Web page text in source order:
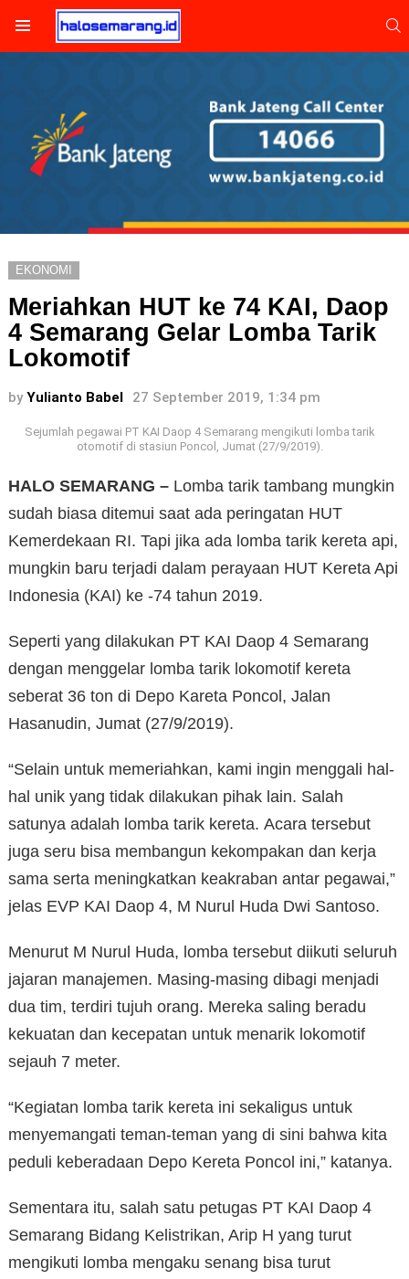
EKONOMI
Meriahkan HUT ke 74 KAI, Daop
4 Semarang Gelar Lomba Tarik
Lokomotif
by Yulianto Babel 27 September 2019, 1:34 pm
Sejumlah pegawai PT KAI Daop 4 Semarang mengikuti lomba tarik
otomotif di stasiun Poncol, Jumat (27/9/2019).
HALO SEMARANG – Lomba tarik tambang mungkin
sudah biasa ditemui saat ada peringatan HUT
Kemerdekaan RI. Tapi jika ada lomba tarik kereta api,
mungkin baru terjadi dalam perayaan HUT Kereta Api
Indonesia (KAI) ke -74 tahun 2019.
Seperti yang dilakukan PT KAI Daop 4 Semarang
dengan menggelar lomba tarik lokomotif kereta
seberat 36 ton di Depo Kareta Poncol, Jalan
Hasanudin, Jumat (27/9/2019).
“Selain untuk memeriahkan, kami ingin menggali hal-
hal unik yang tidak dilakukan pihak lain. Salah
satunya adalah lomba tarik kereta. Acara tersebut
juga seru bisa membangun kekompakan dan kerja
sama serta meningkatkan keakraban antar pegawai,”
jelas EVP KAI Daop 4, M Nurul Huda Dwi Santoso.
Menurut M Nurul Huda, lomba tersebut diikuti seluruh
jajaran manajemen. Masing-masing dibagi menjadi
dua tim, terdiri tujuh orang. Mereka saling beradu
kekuatan dan kecepatan untuk menarik lokomotif
sejauh 7 meter.
“Kegiatan lomba tarik kereta ini sekaligus untuk
menyemangati teman-teman yang di sini bahwa kita
peduli keberadaan Depo Kereta Poncol ini,” katanya.
Sementara itu, salah satu petugas PT KAI Daop 4
Semarang Bidang Kelistrikan, Arip H yang turut
mengikuti lomba mengaku senang bisa turut